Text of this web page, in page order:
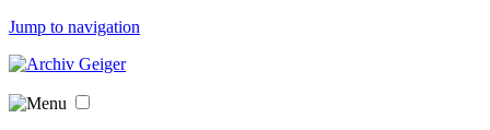
Jump to navigation